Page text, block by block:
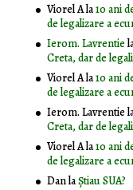
Viorel Ala10 ani
de legalizare a
Ierom. Lavrentie
Creta, dar de
Viorel Ala10 ani
de legalizare a
Ierom. Lavrentie
Creta, dar de
Viorel Ala10 ani
de legalizare a
DanlaȘtiau SUA?